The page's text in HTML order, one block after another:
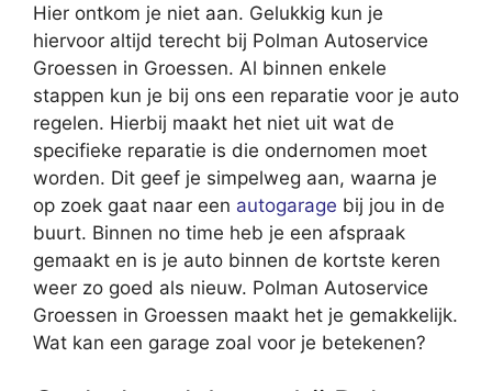
Hier ontkom je niet aan. Gelukkig kun je
hiervoor altijd terecht bij Polman Autoservice
Groessen in Groessen. Al binnen enkele
stappen kun je bij ons een reparatie voor je auto
regelen. Hierbij maakt het niet uit wat de
specifieke reparatie is die ondernomen moet
worden. Dit geef je simpelweg aan, waarna je
op zoek gaat naar een autogarage bij jou in de
buurt. Binnen no time heb je een afspraak
gemaakt en is je auto binnen de kortste keren
weer zo goed als nieuw. Polman Autoservice
Groessen in Groessen maakt het je gemakkelijk.
Wat kan een garage zoal voor je betekenen?